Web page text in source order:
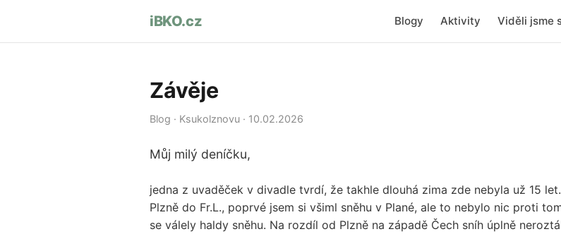
iBKO.cz Blogy Aktivity Viděli jsme
Závěje
Blog · Ksukolznovu · 10.02.2026
Můj milý deníčku,
jedna z uvaděček v divadle tvrdí, že takhle dlouhá zima zde nebyla už 15
Plzně do Fr.L., poprvé jsem si všiml sněhu v Plané, ale to nebylo nic proti
se válely haldy sněhu. Na rozdíl od Plzně na západě Čech sníh úplně